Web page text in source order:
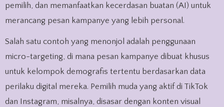
pemilih, dan memanfaatkan kecerdasan buatan (AI) untuk
merancang pesan kampanye yang lebih personal.
Salah satu contoh yang menonjol adalah penggunaan
micro-targeting, di mana pesan kampanye dibuat khusus
untuk kelompok demografis tertentu berdasarkan data
perilaku digital mereka. Pemilih muda yang aktif di TikTok
dan Instagram, misalnya, disasar dengan konten visual